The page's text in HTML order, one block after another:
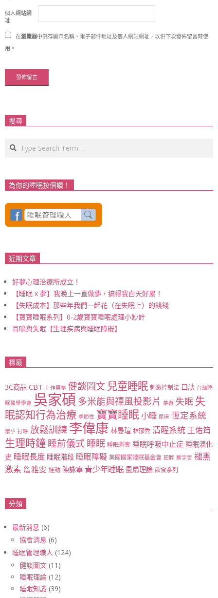
個人網站網
址
在瀏覽器中儲存顯示名稱、電子郵件地址及個人網站網址，以供下次發佈留言時使
用。
搜尋
Search
為你的睡眠按個讚！
近期文章
好夢心理治療所成立！
【睡眠 x 夢】我晚上一直做夢，搞得我白天好累！
【失眠成本】那些年我們一起花（在失眠上）的錢錢
【寶寶睡眠系列】0-2歲寶寶睡眠處理小妙計
耳鳴與失眠【生理疾病與睡眠障礙】
標籤
3C商品 CBT-I 作惡夢 健談圖文 兒童睡眠 刺激控制法 口訣 台灣睡
眠醫學學會 吳家碩 多米能與禪風投影片 夢遊 失眠 失
眠認知行為治療 季節性 寶寶睡眠小睡 尿床 恆定系統
懷孕 打呼 放鬆訓練 李偉康 林晏瑄 林郁秀 清醒系統 王佑筠
生理時鐘睡前儀式睡眠 睡眠剝奪 睡眠呼吸中止症 睡眠演化
史 睡眠長度 睡眠階段 睡眠障礙 美國國家睡眠基金會 肥胖 蔡宇哲 褪黑
激素詹雅雯 運動 陳詠寧 青少年睡眠 風扇理論 飲食系列
分類
最新消息 (6)
協會消息 (6)
睡眠管理職人 (124)
健談圖文 (11)
睡眠理論 (12)
睡眠知識 (39)